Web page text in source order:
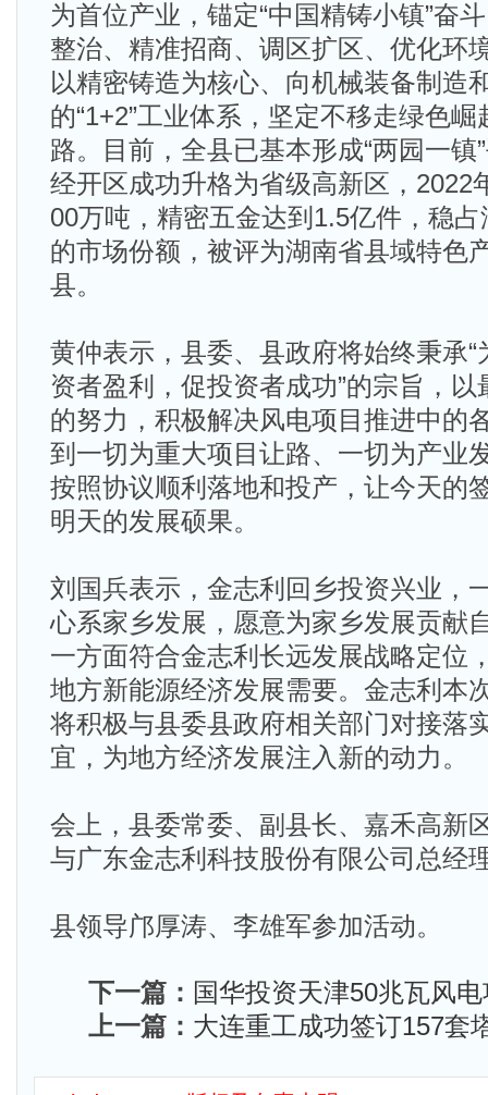
为首位产业，锚定“中国精铸小镇”奋
整治、精准招商、调区扩区、优化环
以精密铸造为核心、向机械装备制造
的“1+2”工业体系，坚定不移走绿色
路。目前，全县已基本形成“两园一镇
经开区成功升格为省级高新区，2022
00万吨，精密五金达到1.5亿件，稳
的市场份额，被评为湖南省县域特色
县。
黄仲表示，县委、县政府将始终秉承
资者盈利，促投资者成功”的宗旨，
的努力，积极解决风电项目推进中的
到一切为重大项目让路、一切为产业
按照协议顺利落地和投产，让今天的
明天的发展硕果。
刘国兵表示，金志利回乡投资兴业，
心系家乡发展，愿意为家乡发展贡献
一方面符合金志利长远发展战略定位
地方新能源经济发展需要。金志利本
将积极与县委县政府相关部门对接落
宜，为地方经济发展注入新的动力。
会上，县委常委、副县长、嘉禾高新
与广东金志利科技股份有限公司总经
县领导邝厚涛、李雄军参加活动。
下一篇： 国华投资天津50兆瓦风
上一篇： 大连重工成功签订157套